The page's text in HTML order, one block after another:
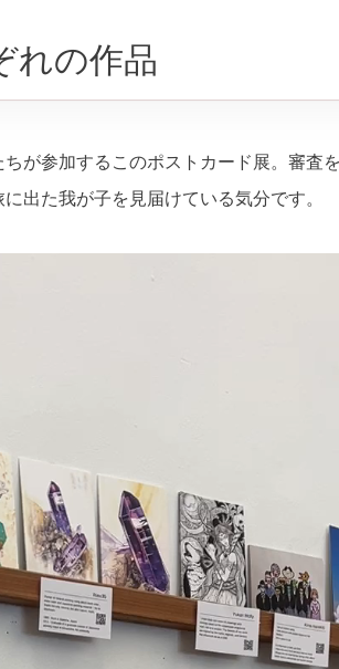
れの作品
が参加するこのポストカード展。審査
出た我が子を見届けている気分です。